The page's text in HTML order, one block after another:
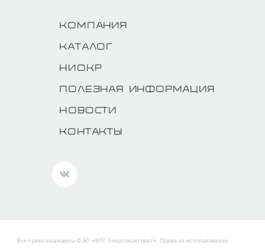
Компания
Каталог
НИОКР
Полезная информация
Новости
Контакты
Все права защищены © АО «ФПГ Энергоконтракт». Права на использование